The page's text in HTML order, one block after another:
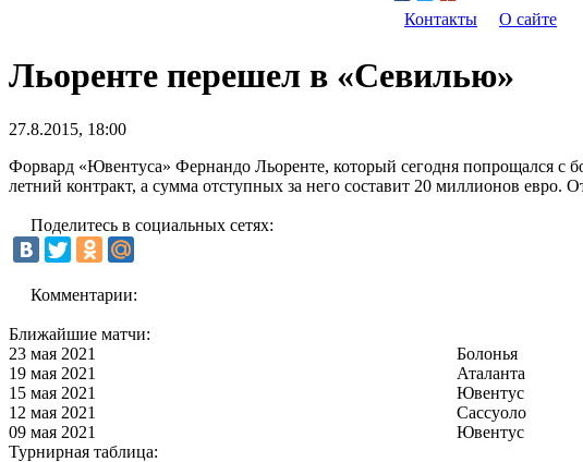
Контакты О сайте
Льоренте перешел в «Севилью»
27.8.2015, 18:00
Форвард «Ювентуса» Фернандо Льоренте, который сегодня попрощался с
летний контракт, а сумма отступных за него составит 20 миллионов евро.
Поделитесь в социальных сетях:
Комментарии:
Ближайшие матчи:
23 мая 2021
Болонья
19 мая 2021
Аталанта
15 мая 2021
Ювентус
12 мая 2021
Сассуоло
09 мая 2021
Ювентус
Турнирная таблица: